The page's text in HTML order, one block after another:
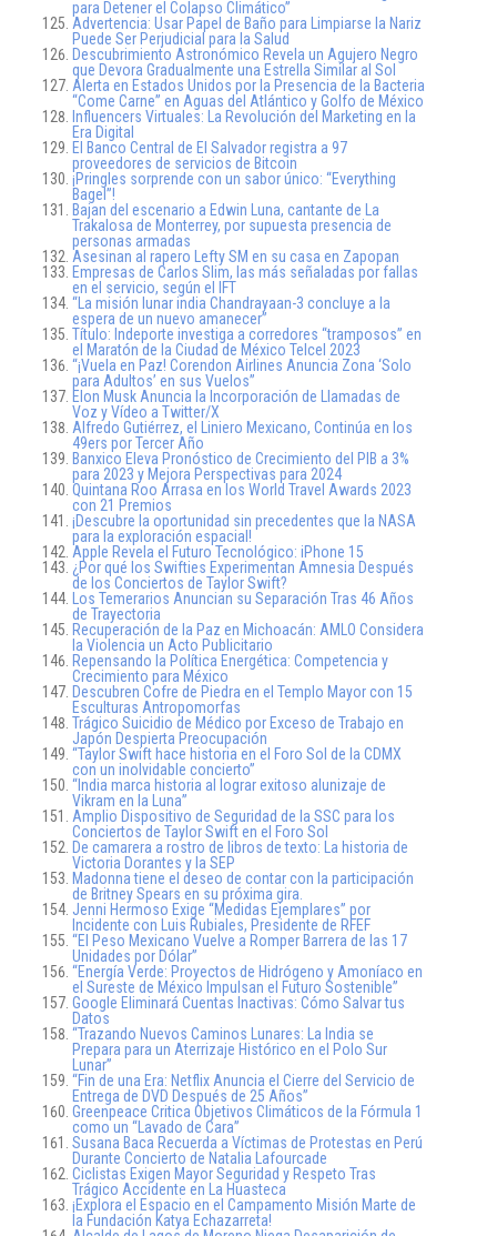
para Detener el Colapso Climático”
Advertencia: Usar Papel de Baño para Limpiarse la Nariz
Puede Ser Perjudicial para la Salud
Descubrimiento Astronómico Revela un Agujero Negro
que Devora Gradualmente una Estrella Similar al Sol
Alerta en Estados Unidos por la Presencia de la Bacteria
“Come Carne” en Aguas del Atlántico y Golfo de México
Influencers Virtuales: La Revolución del Marketing en la
Era Digital
El Banco Central de El Salvador registra a 97
proveedores de servicios de Bitcoin
¡Pringles sorprende con un sabor único: “Everything
Bagel”!
Bajan del escenario a Edwin Luna, cantante de La
Trakalosa de Monterrey, por supuesta presencia de
personas armadas
Asesinan al rapero Lefty SM en su casa en Zapopan
Empresas de Carlos Slim, las más señaladas por fallas
en el servicio, según el IFT
“La misión lunar india Chandrayaan-3 concluye a la
espera de un nuevo amanecer”
Título: Indeporte investiga a corredores “tramposos” en
el Maratón de la Ciudad de México Telcel 2023
“¡Vuela en Paz! Corendon Airlines Anuncia Zona ‘Solo
para Adultos’ en sus Vuelos”
Elon Musk Anuncia la Incorporación de Llamadas de
Voz y Vídeo a Twitter/X
Alfredo Gutiérrez, el Liniero Mexicano, Continúa en los
49ers por Tercer Año
Banxico Eleva Pronóstico de Crecimiento del PIB a 3%
para 2023 y Mejora Perspectivas para 2024
Quintana Roo Arrasa en los World Travel Awards 2023
con 21 Premios
¡Descubre la oportunidad sin precedentes que la NASA
para la exploración espacial!
Apple Revela el Futuro Tecnológico: iPhone 15
¿Por qué los Swifties Experimentan Amnesia Después
de los Conciertos de Taylor Swift?
Los Temerarios Anuncian su Separación Tras 46 Años
de Trayectoria
Recuperación de la Paz en Michoacán: AMLO Considera
la Violencia un Acto Publicitario
Repensando la Política Energética: Competencia y
Crecimiento para México
Descubren Cofre de Piedra en el Templo Mayor con 15
Esculturas Antropomorfas
Trágico Suicidio de Médico por Exceso de Trabajo en
Japón Despierta Preocupación
“Taylor Swift hace historia en el Foro Sol de la CDMX
con un inolvidable concierto”
“India marca historia al lograr exitoso alunizaje de
Vikram en la Luna”
Amplio Dispositivo de Seguridad de la SSC para los
Conciertos de Taylor Swift en el Foro Sol
De camarera a rostro de libros de texto: La historia de
Victoria Dorantes y la SEP
Madonna tiene el deseo de contar con la participación
de Britney Spears en su próxima gira.
Jenni Hermoso Exige “Medidas Ejemplares” por
Incidente con Luis Rubiales, Presidente de RFEF
“El Peso Mexicano Vuelve a Romper Barrera de las 17
Unidades por Dólar”
“Energía Verde: Proyectos de Hidrógeno y Amoníaco en
el Sureste de México Impulsan el Futuro Sostenible”
Google Eliminará Cuentas Inactivas: Cómo Salvar tus
Datos
“Trazando Nuevos Caminos Lunares: La India se
Prepara para un Aterrizaje Histórico en el Polo Sur
Lunar”
“Fin de una Era: Netflix Anuncia el Cierre del Servicio de
Entrega de DVD Después de 25 Años”
Greenpeace Critica Objetivos Climáticos de la Fórmula 1
como un “Lavado de Cara”
Susana Baca Recuerda a Víctimas de Protestas en Perú
Durante Concierto de Natalia Lafourcade
Ciclistas Exigen Mayor Seguridad y Respeto Tras
Trágico Accidente en La Huasteca
¡Explora el Espacio en el Campamento Misión Marte de
la Fundación Katya Echazarreta!